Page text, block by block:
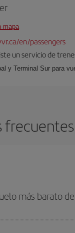
mapa
en/passengers
un servicio de
y Terminal Sur para
más barato